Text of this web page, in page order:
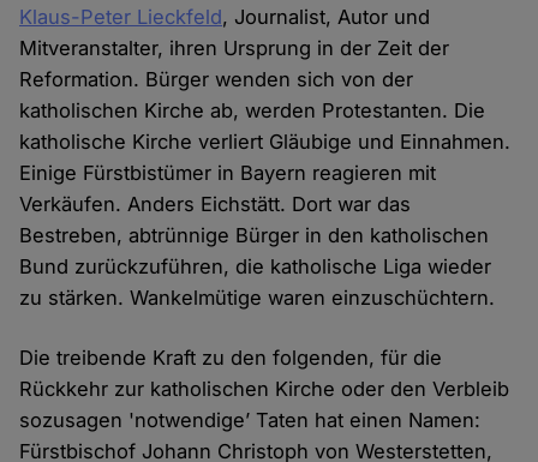
Klaus-Peter Lieckfeld, Journalist, Autor und
Mitveranstalter, ihren Ursprung in der Zeit der
Reformation. Bürger wenden sich von der
katholischen Kirche ab, werden Protestanten. Die
katholische Kirche verliert Gläubige und Einnahmen.
Einige Fürstbistümer in Bayern reagieren mit
Verkäufen. Anders Eichstätt. Dort war das
Bestreben, abtrünnige Bürger in den katholischen
Bund zurückzuführen, die katholische Liga wieder
zu stärken. Wankelmütige waren einzuschüchtern.
Die treibende Kraft zu den folgenden, für die
Rückkehr zur katholischen Kirche oder den Verbleib
sozusagen 'notwendige’ Taten hat einen Namen:
Fürstbischof Johann Christoph von Westerstetten,